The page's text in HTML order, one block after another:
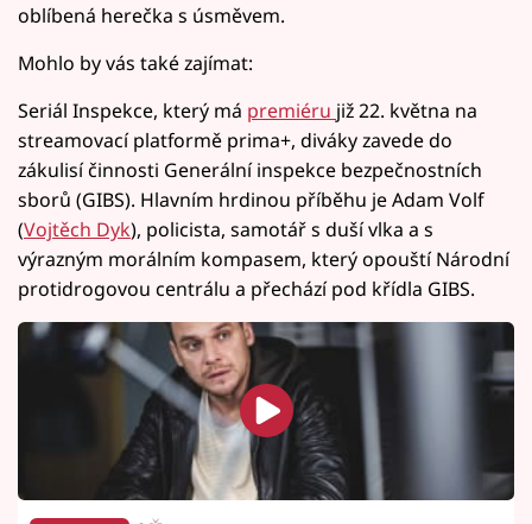
oblíbená herečka s úsměvem.
Mohlo by vás také zajímat:
Seriál Inspekce, který má premiéru již 22. května na
streamovací platformě prima+, diváky zavede do
zákulisí činnosti Generální inspekce bezpečnostních
sborů (GIBS). Hlavním hrdinou příběhu je Adam Volf
(Vojtěch Dyk), policista, samotář s duší vlka a s
výrazným morálním kompasem, který opouští Národní
protidrogovou centrálu a přechází pod křídla GIBS.